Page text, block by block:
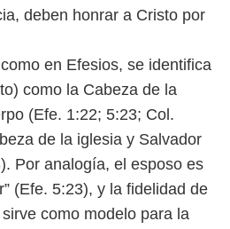
deben honrar a Cristo por
en Efesios, se identifica
como la Cabeza de la
(Efe. 1:22; 5:23; Col.
de la iglesia y Salvador
Por analogía, el esposo es
(Efe. 5:23), y la fidelidad de
como modelo para la